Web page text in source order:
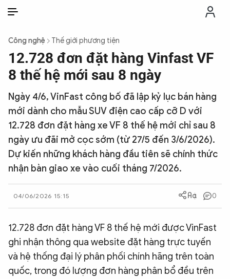
THỜI SỰ
CHỐNG DIỄN BIẾN HÒA BÌNH
CÔNG AN TRONG LÒNG DÂN
XÃ HỘI
CÔNG NGHỆ
QUỐC TẾ
VĂN HÓA - THỂ THAO
Công nghệ Thế giới phương tiện
12.728 đơn đặt hàng Vinfast VF
8 thế hệ mới sau 8 ngày
Ngày 4/6, VinFast công bố đã lập kỷ lục bán hàng
mới dành cho mẫu SUV điện cao cấp cỡ D với
12.728 đơn đặt hàng xe VF 8 thế hệ mới chỉ sau 8
ngày ưu đãi mở cọc sớm (từ 27/5 đến 3/6/2026).
Dự kiến những khách hàng đầu tiên sẽ chính thức
nhận bàn giao xe vào cuối tháng 7/2026.
04/06/2026 15:15 0
12.728 đơn đặt hàng VF 8 thế hệ mới được VinFast
ghi nhận thông qua website đặt hàng trực tuyến
và hệ thống đại lý phân phối chính hãng trên toàn
quốc, trong đó lượng đơn hàng phân bổ đều trên